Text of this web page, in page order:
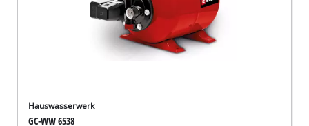
Hauswasserwerk
GC-WW 6538